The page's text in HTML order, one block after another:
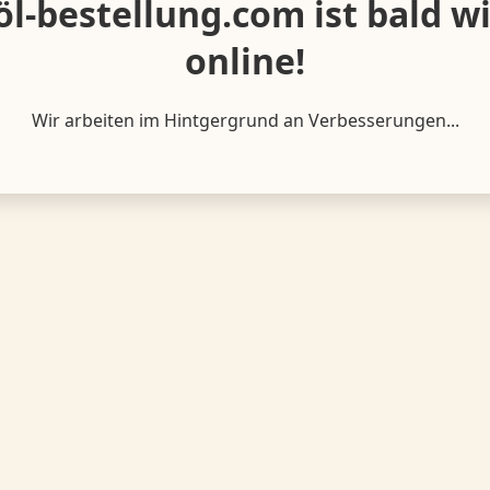
bestellung.com ist bald
online!
Wir arbeiten im Hintgergrund an Verbesserungen...